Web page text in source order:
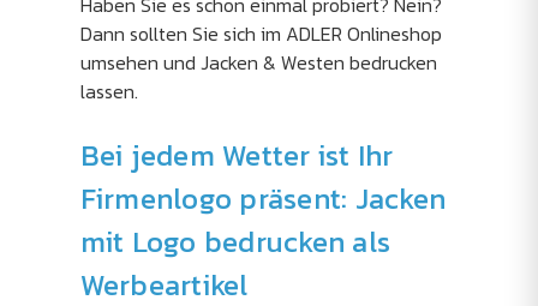
Dann sollten Sie sich im ADLER Onlineshop
umsehen und Jacken & Westen bedrucken
lassen.
Bei jedem Wetter ist Ihr
Firmenlogo präsent: Jacken
mit Logo bedrucken als
Werbeartikel